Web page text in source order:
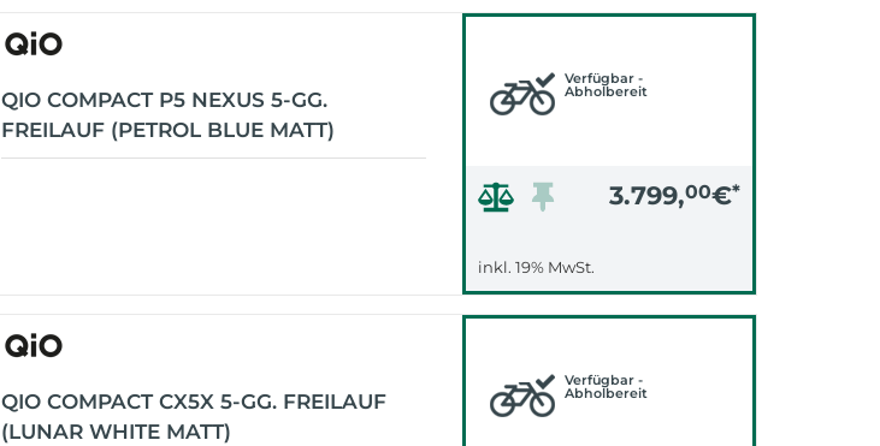
QIO COMPACT P5 NEXUS 5-GG.
FREILAUF (PETROL BLUE MATT)
Verfügbar -
Abholbereit
3.799,00€*
inkl. 19% MwSt.
QIO COMPACT CX5X 5-GG. FREILAUF
(LUNAR WHITE MATT)
Verfügbar -
Abholbereit